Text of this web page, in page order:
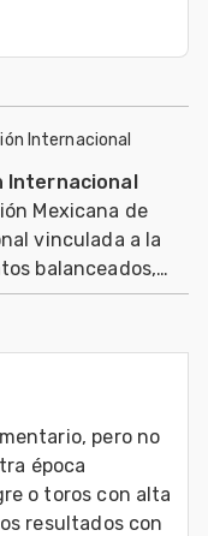
Internacional
Internacional
Mexicana de
vinculada a la
balanceados,
en
pero no
época
o toros con alta
resultados con